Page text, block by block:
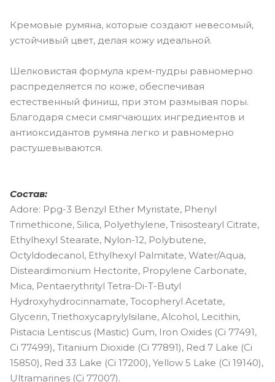
Кремовые румяна, которые создают невесомый,
устойчивый цвет, делая кожу идеальной.
Шелковистая формула крем-пудры равномерно
распределяется по коже, обеспечивая
естественный финиш, при этом размывая поры.
Благодаря смеси смягчающих ингредиентов и
антиоксидантов румяна легко и равномерно
растушевываются.
Состав:
Adore: Ppg-3 Benzyl Ether Myristate, Phenyl
Trimethicone, Silica, Polyethylene, Triisostearyl Citrate,
Ethylhexyl Stearate, Nylon-12, Polybutene,
Octyldodecanol, Ethylhexyl Palmitate, Water/Aqua,
Disteardimonium Hectorite, Propylene Carbonate,
Mica, Pentaerythrityl Tetra-Di-T-Butyl
Hydroxyhydrocinnamate, Tocopheryl Acetate,
Glycerin, Triethoxycaprylylsilane, Alcohol, Lecithin,
Pistacia Lentiscus (Mastic) Gum, Iron Oxides (Ci 77491,
Ci 77499), Titanium Dioxide (Ci 77891), Red 7 Lake (Ci
15850), Red 33 Lake (Ci 17200), Yellow 5 Lake (Ci 19140),
Ultramarines (Ci 77007).